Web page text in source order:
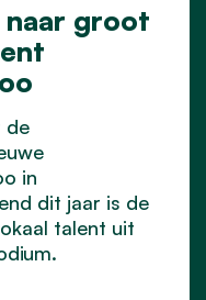
naar groot
de
in
dit jaar is de
talent uit